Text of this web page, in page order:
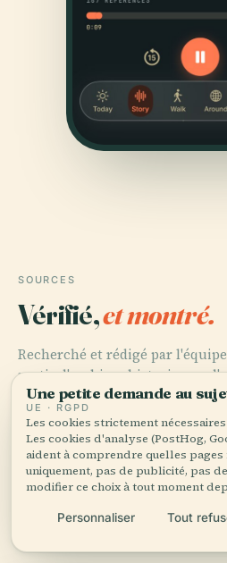
SOURCES
Vérifié,et montré.
Recherché et rédigé par
partir d'archives historiques,
et de connaissances locales.
Dernière révision : April 2026
Exploring El Sonajero: Visiting
Historical Sites, and Cultural
Andalucia
Une petite demande au
UE · RGPD
Les cookies strictement
Les cookies d'analyse (PostHog,
aident à comprendre quelles
uniquement, pas de publicité, pas
modifier ce choix à tout moment
Personnaliser Tout